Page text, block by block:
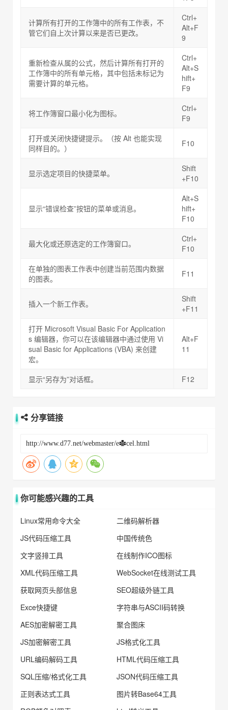
计算所有打开的工作簿中的所有工作表，不
管它们自上次计算以来是否已更改。
Ctrl+
Alt+F
9
重新检查从属的公式，然后计算所有打开的
工作簿中的所有单元格，其中包括未标记为
需要计算的单元格。
Ctrl+
Alt+S
hift+
F9
将工作簿窗口最小化为图标。
Ctrl+
F9
打开或关闭快捷键提示。（按 Alt 也能实现
同样目的。）
F10
显示选定项目的快捷菜单。
Shift
+F10
显示“错误检查”按钮的菜单或消息。
Alt+S
hift+
F10
最大化或还原选定的工作簿窗口。
Ctrl+
F10
在单独的图表工作表中创建当前范围内数据
的图表。
F11
插入一个新工作表。
Shift
+F11
打开 Microsoft Visual Basic For Application
s 编辑器，你可以在该编辑器中通过使用 Vi
sual Basic for Applications (VBA) 来创建
宏。
Alt+F
11
显示“另存为”对话框。 F12
分享链接
你可能感兴趣的工具
Linux常用命令大全
二维码解析器
JS代码压缩工具
中国传统色
文字竖排工具
在线制作ICO图标
XML代码压缩工具
WebSocket在线测试工具
获取网页头部信息
SEO超级外链工具
Exce快捷键
字符串与ASCII码转换
AES加密解密工具
聚合图床
JS加密解密工具
JS格式化工具
URL编码解码工具
HTML代码压缩工具
SQL压缩/格式化工具
JSON代码压缩工具
正则表达式工具
图片转Base64工具